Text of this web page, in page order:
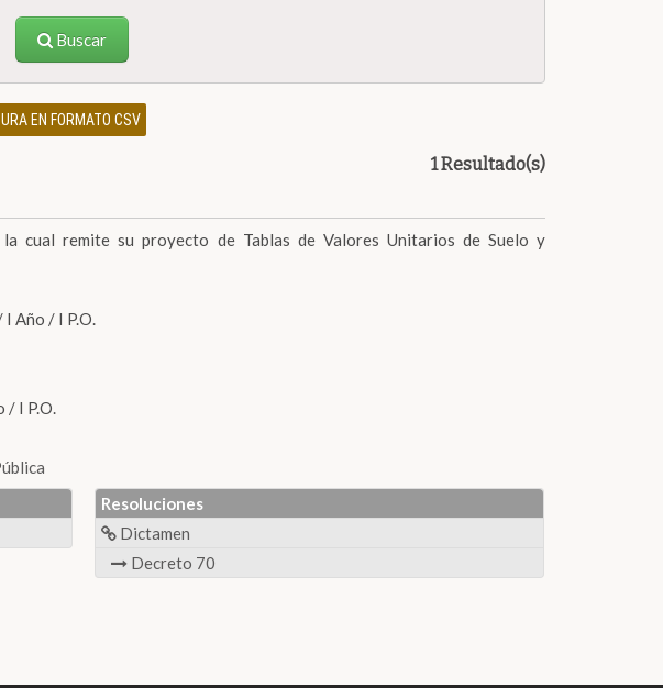
Buscar
EN FORMATO CSV
1 Resultado(s)
cual remite su proyecto de Tablas de Valores Unitarios de Suelo y
Año / I P.O.
I P.O.
Resoluciones
Dictamen
Decreto 70